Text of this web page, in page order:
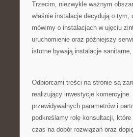
Trzecim, niezwykle ważnym
właśnie instalacje decydują o tym,
mówimy o instalacjach w ujęciu
uruchomienie oraz późniejszy
istotne bywają instalacje
Odbiorcami treści na stronie są
realizujący inwestycje
przewidywalnych parametrów i
podkreślamy rolę konsultacji,
czas na dobór rozwiązań oraz